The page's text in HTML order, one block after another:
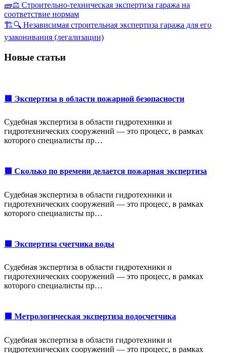
🧱⚖️ Строительно-техническая экспертиза гаража на
соответствие нормам
🏗️🔍 Независимая строительная экспертиза гаража для его
узаконивания (легализации)
Новые статьи
🟥 Экспертиза в области пожарной безопасности
Судебная экспертиза в области гидротехники и
гидротехнических сооружений — это процесс, в рамках
которого специалисты пр…
🟥 Сколько по времени делается пожарная экспертиза
Судебная экспертиза в области гидротехники и
гидротехнических сооружений — это процесс, в рамках
которого специалисты пр…
🟩 Экспертиза счетчика воды
Судебная экспертиза в области гидротехники и
гидротехнических сооружений — это процесс, в рамках
которого специалисты пр…
🟩 Метрологическая экспертиза водосчетчика
Судебная экспертиза в области гидротехники и
гидротехнических сооружений — это процесс, в рамках